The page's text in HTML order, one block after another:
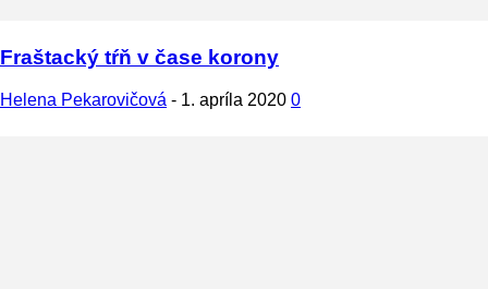
Fraštacký tŕň v čase korony
Helena Pekarovičová - 1. apríla 2020 0